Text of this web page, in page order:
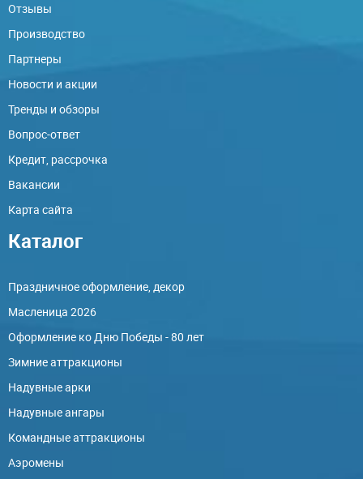
Отзывы
Производство
Партнеры
Новости и акции
Тренды и обзоры
Вопрос-ответ
Кредит, рассрочка
Вакансии
Карта сайта
Каталог
Праздничное оформление, декор
Масленица 2026
Оформление ко Дню Победы - 80 лет
Зимние аттракционы
Надувные арки
Надувные ангары
Командные аттракционы
Аэромены